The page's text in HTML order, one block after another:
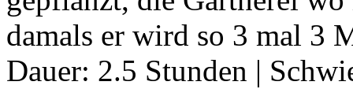
damals er wird so 3 mal 3
Dauer: 2.5 Stunden |